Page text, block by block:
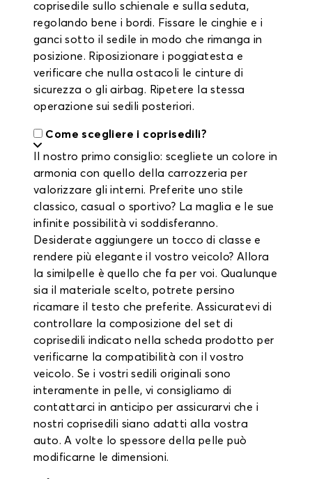
coprisedile sullo schienale e sulla seduta,
regolando bene i bordi. Fissare le cinghie e i
ganci sotto il sedile in modo che rimanga in
posizione. Riposizionare i poggiatesta e
verificare che nulla ostacoli le cinture di
sicurezza o gli airbag. Ripetere la stessa
operazione sui sedili posteriori.
Come scegliere i coprisedili?
Il nostro primo consiglio: scegliete un colore in
armonia con quello della carrozzeria per
valorizzare gli interni. Preferite uno stile
classico, casual o sportivo? La maglia e le sue
infinite possibilità vi soddisferanno.
Desiderate aggiungere un tocco di classe e
rendere più elegante il vostro veicolo? Allora
la similpelle è quello che fa per voi. Qualunque
sia il materiale scelto, potrete persino
ricamare il testo che preferite. Assicuratevi di
controllare la composizione del set di
coprisedili indicato nella scheda prodotto per
verificarne la compatibilità con il vostro
veicolo. Se i vostri sedili originali sono
interamente in pelle, vi consigliamo di
contattarci in anticipo per assicurarvi che i
nostri coprisedili siano adatti alla vostra
auto. A volte lo spessore della pelle può
modificarne le dimensioni.